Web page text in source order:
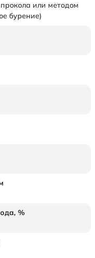
или методом
бурение)
%